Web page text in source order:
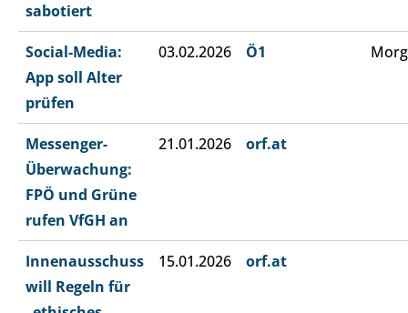
sabotiert
Social-Media:
App soll Alter
prüfen
03.02.2026 Ö1
Messenger-
Überwachung:
FPÖ und Grüne
rufen VfGH an
21.01.2026 orf.at
Innenausschuss
will Regeln für
15.01.2026 orf.at